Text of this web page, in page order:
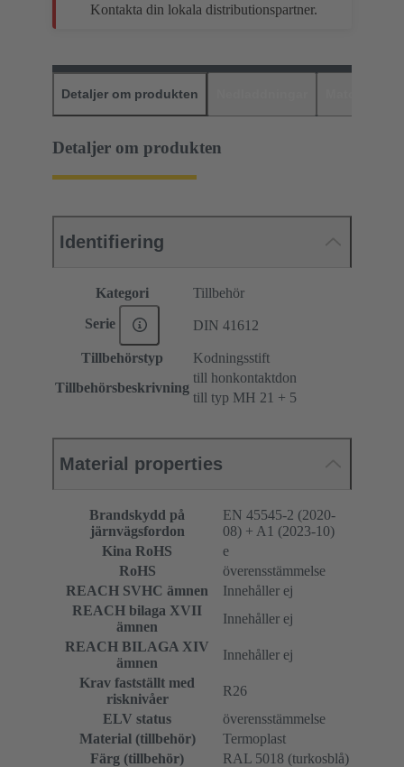
Kontakta din lokala distributionspartner.
Detaljer om produkten
Detaljer om produkten
Identifiering
Kategori Tillbehör
Serie DIN 41612
Tillbehörstyp
Kodningsstift
Tillbehörsbeskrivning
till honkontaktdon
till typ MH 21 + 5
Material properties
Brandskydd på
järnvägsfordon
EN 45545-2 (2020-
08) + A1 (2023-10)
Kina RoHS
e
RoHS
överensstämmelse
REACH SVHC ämnen
Innehåller ej
REACH bilaga XVII
ämnen
Innehåller ej
REACH BILAGA XIV
ämnen
Innehåller ej
Krav fastställt med
risknivåer
R26
ELV status
överensstämmelse
Material (tillbehör)
Termoplast
Färg (tillbehör)
RAL 5018 (turkosblå)